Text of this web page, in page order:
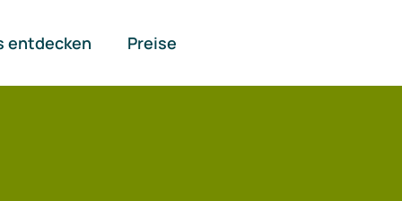
entdecken Preise